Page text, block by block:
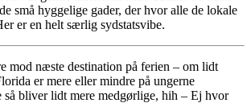
små hyggelige gader, der hvor alle de lokale
er en helt særlig sydstatsvibe.
mod næste destination på ferien – om lidt
er mere eller mindre på ungerne
så bliver lidt mere medgørlige, hih – Ej hvor